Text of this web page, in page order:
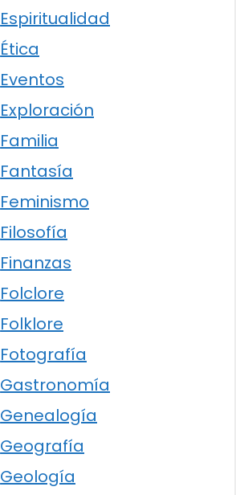
Espiritualidad
Ética
Eventos
Exploración
Familia
Fantasía
Feminismo
Filosofía
Finanzas
Folclore
Folklore
Fotografía
Gastronomía
Genealogía
Geografía
Geología